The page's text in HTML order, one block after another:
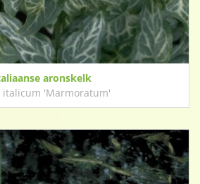
aronskelk
italicum 'Marmoratum'